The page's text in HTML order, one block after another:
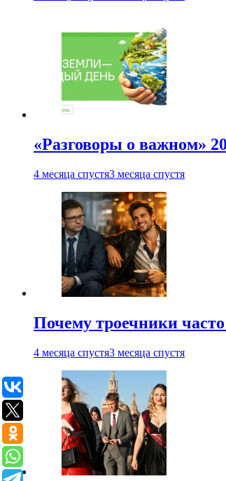
«Разговоры о важном»
4 месяца спустя3 месяца спустя
Почему троечники
4 месяца спустя3 месяца спустя